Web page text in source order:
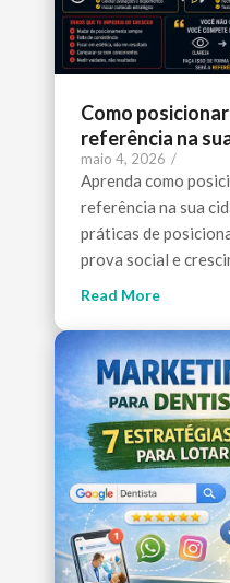
Como
referência na
maio 4, 2026 /
Aprenda como
referência na sua
práticas de
prova social e
Read More